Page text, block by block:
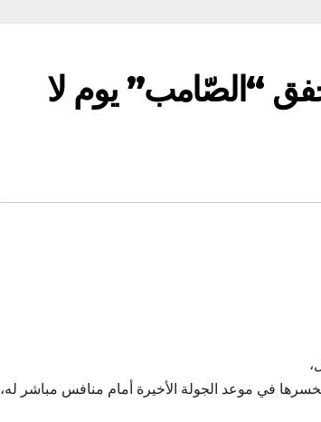
“الصّامب” يوم لا
في موعد الجولة الأخيرة أمام منافس مباشر له،